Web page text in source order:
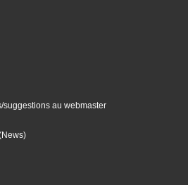
suggestions au webmaster